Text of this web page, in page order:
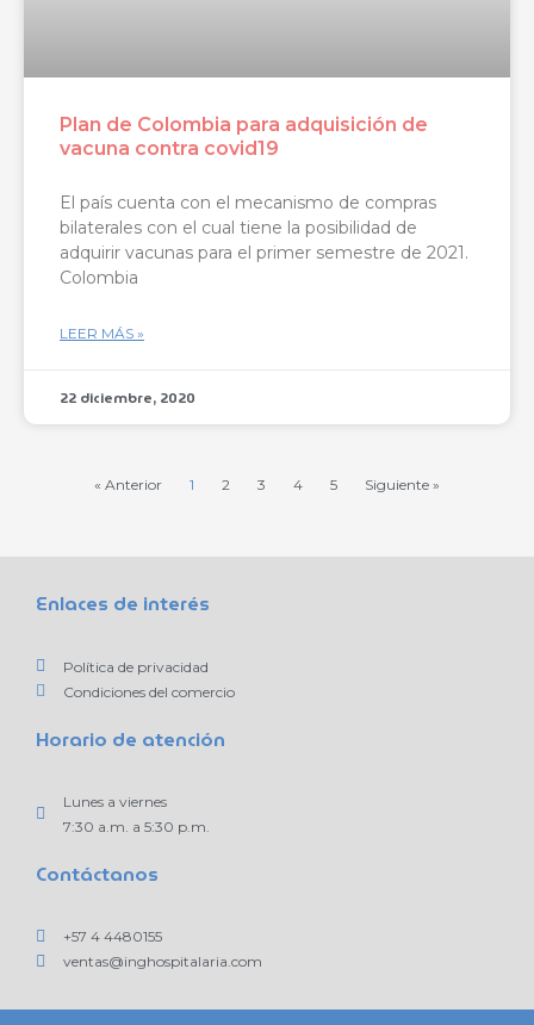
Plan de Colombia para adquisición de
vacuna contra covid19
El país cuenta con el mecanismo de compras
bilaterales con el cual tiene la posibilidad de
adquirir vacunas para el primer semestre de 2021.
Colombia
LEER MÁS »
22 diciembre, 2020
« Anterior 1 2 3 4 5 Siguiente »
Enlaces de interés
Política de privacidad
Condiciones del comercio
Horario de atención
Lunes a viernes
7:30 a.m. a 5:30 p.m.
Contáctanos
+57 4 4480155
ventas@inghospitalaria.com